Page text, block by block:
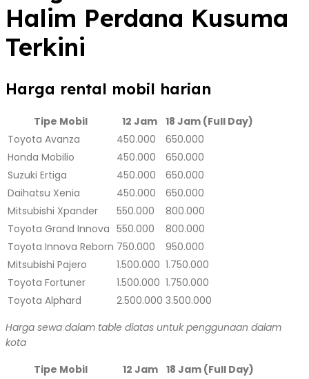
Halim Perdana Kusuma
Terkini
Harga rental mobil harian
Tipe Mobil 12 Jam 18 Jam (Full Day)
Toyota Avanza
450.000
650.000
Honda Mobilio
450.000
650.000
Suzuki Ertiga
450.000
650.000
Daihatsu Xenia
450.000
650.000
Mitsubishi Xpander
550.000
800.000
Toyota Grand Innova 550.000
800.000
Toyota Innova Reborn 750.000
950.000
Mitsubishi Pajero
1.500.000 1.750.000
Toyota Fortuner
1.500.000 1.750.000
Toyota Alphard
2.500.000 3.500.000
Harga sewa dalam table diatas untuk penggunaan dalam
kota
Tipe Mobil
12 Jam
18 Jam (Full Day)